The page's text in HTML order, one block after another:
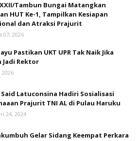
Tambun Bungai Matangkan
HUT Ke-1, Tampilkan Kesiapan
dan Atraksi Prajurit
07, 2026
Pastikan UKT UPR Tak Naik Jika
Jadi Rektor
2026
Latuconsina Hadiri Sosialisasi
Prajurit TNI AL di Pulau Haruku
24, 2024
Gelar Sidang Keempat Perkara